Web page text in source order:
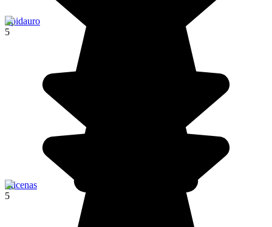
Epidauro
5
Micenas
5